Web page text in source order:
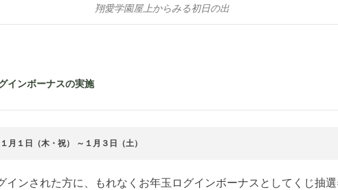
翔愛学園屋上からみる初日の出
インボーナスの実施
月１日（木・祝） ～１月３日（土）
インされた方に、もれなくお年玉ログインボーナスとしてくじ抽